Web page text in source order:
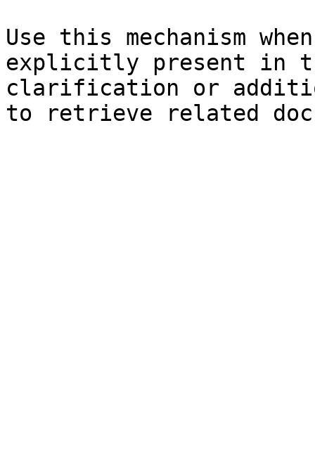
Use this mechanism
explicitly present in
clarification or